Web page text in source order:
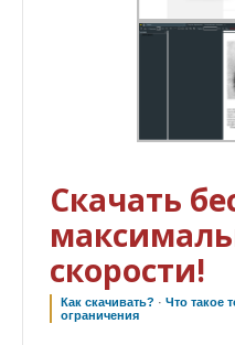
Скачать
скорости!
Как скачивать? ·Что такое
ограничения